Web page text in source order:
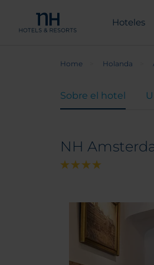
Hoteles
Home Holanda
Sobre el hotel
NH